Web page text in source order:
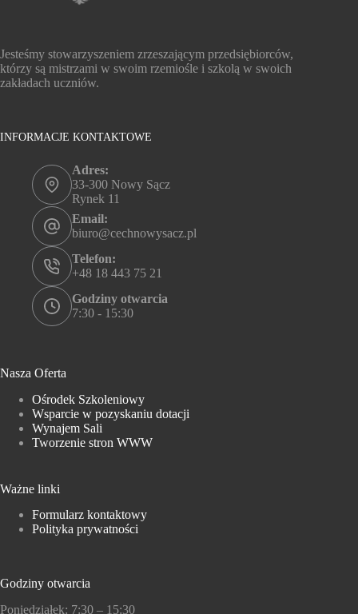
Jesteśmy stowarzyszeniem zrzeszającym przedsiębiorców,
którzy są mistrzami w swoim rzemiośle i szkolą w swoich
zakładach uczniów.
INFORMACJE KONTAKTOWE
Adres:
33-300 Nowy Sącz
Rynek 11
Email:
biuro@cechnowysacz.pl
Telefon:
+48 18 443 75 21
Godziny otwarcia
7:30 - 15:30
Nasza Oferta
Ośrodek Szkoleniowy
Wsparcie w pozyskaniu dotacji
Wynajem Sali
Tworzenie stron WWW
Ważne linki
Formularz kontaktowy
Polityka prywatności
Godziny otwarcia
Poniedziałek: 7:30 – 15:30